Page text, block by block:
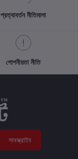
প্রত্যাবর্তন নীতিমালা
গোপনীয়তা নীতি
সাবস্ক্রাইব